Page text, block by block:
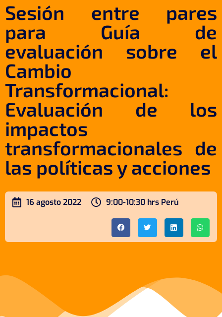
Sesión entre pares
para Guía de
evaluación sobre el
Cambio
Transformacional:
Evaluación de los
impactos
transformacionales de
las políticas y acciones
16 agosto 2022 9:00-10:30 hrs Perú